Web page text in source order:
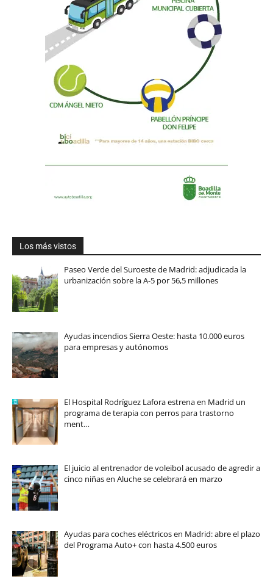
Los más vistos
Paseo Verde del Suroeste de Madrid: adjudicada la
urbanización sobre la A-5 por 56,5 millones
Ayudas incendios Sierra Oeste: hasta 10.000 euros
para empresas y autónomos
El Hospital Rodríguez Lafora estrena en Madrid un
programa de terapia con perros para trastorno
ment…
El juicio al entrenador de voleibol acusado de agredir a
cinco niñas en Aluche se celebrará en marzo
Ayudas para coches eléctricos en Madrid: abre el plazo
del Programa Auto+ con hasta 4.500 euros